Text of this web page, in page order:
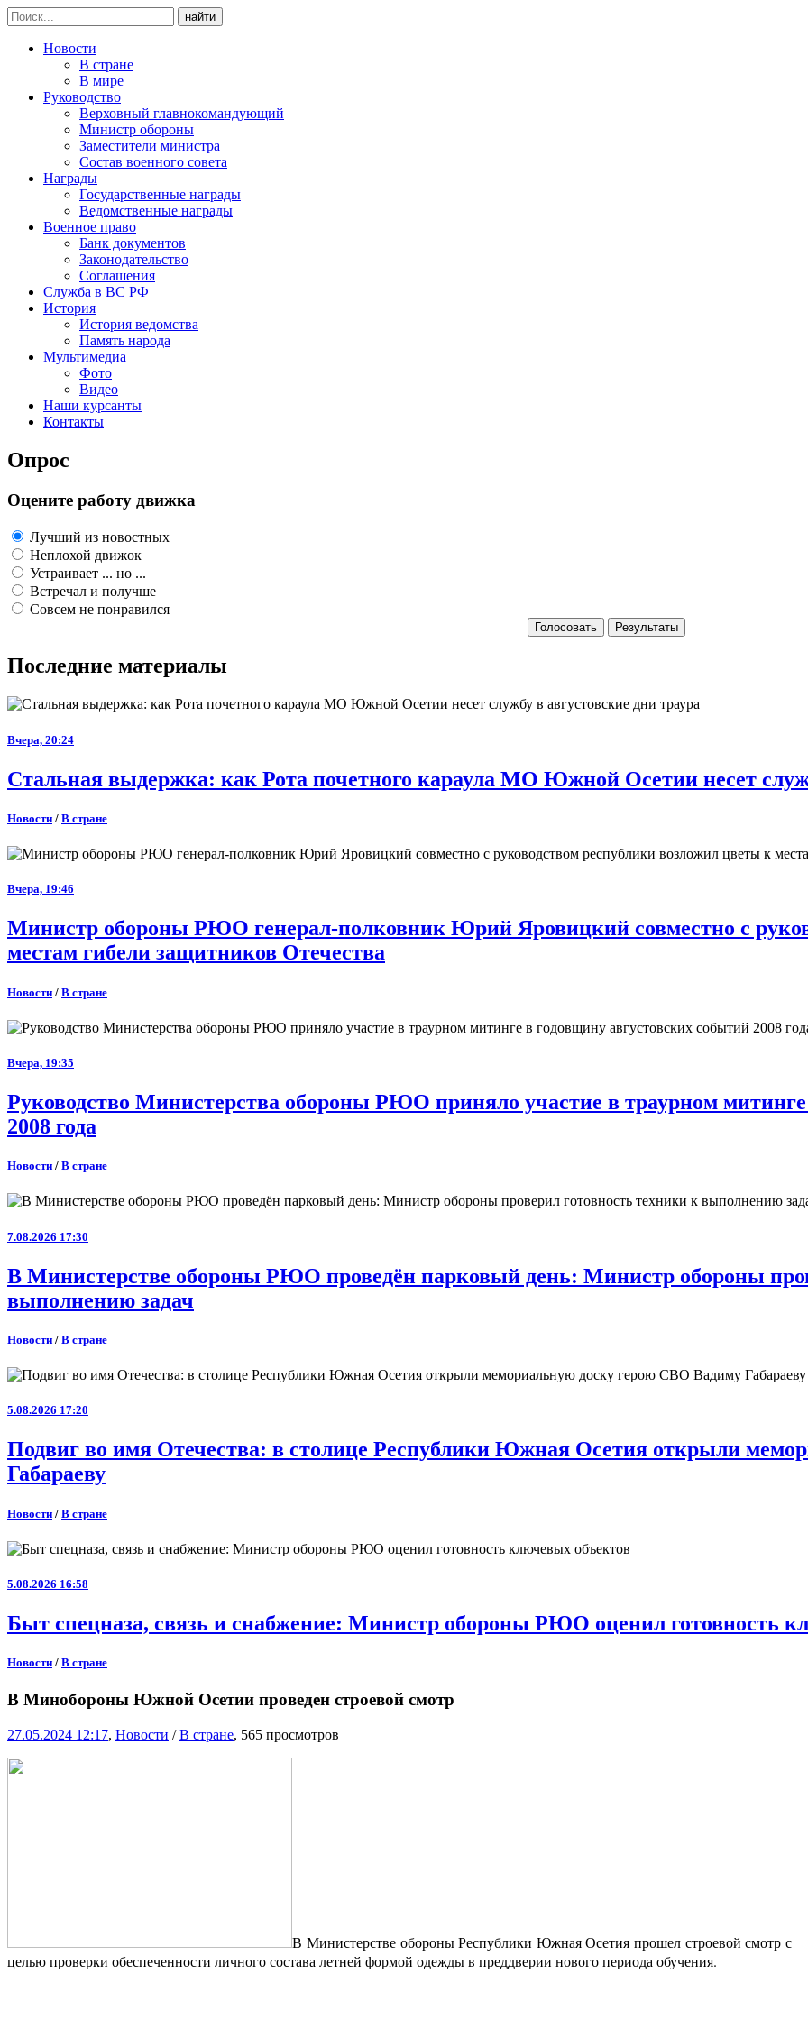
найти
Новости
В стране
В мире
Руководство
Верховный главнокомандующий
Министр обороны
Заместители министра
Состав военного совета
Награды
Государственные награды
Ведомственные награды
Военное право
Банк документов
Законодательство
Соглашения
Служба в ВС РФ
История
История ведомства
Память народа
Мультимедиа
Фото
Видео
Наши курсанты
Контакты
Опрос
Оцените работу движка
Лучший из новостных
Неплохой движок
Устраивает ... но ...
Встречал и получше
Совсем не понравился
Голосовать Результаты
Последние материалы
Вчера, 20:24
Стальная выдержка: как Рота почетного караула МО Южной Осетии несет
Новости / В стране
Вчера, 19:46
Министр обороны РЮО генерал-полковник Юрий Яровицкий совместно с
местам гибели защитников Отечества
Новости / В стране
Вчера, 19:35
Руководство Министерства обороны РЮО приняло участие в траурном
2008 года
Новости / В стране
7.08.2026 17:30
В Министерстве обороны РЮО проведён парковый день: Министр обороны
выполнению задач
Новости / В стране
5.08.2026 17:20
Подвиг во имя Отечества: в столице Республики Южная Осетия открыли
Габараеву
Новости / В стране
5.08.2026 16:58
Быт спецназа, связь и снабжение: Министр обороны РЮО оценил готовность
Новости / В стране
В Минобороны Южной Осетии проведен строевой смотр
27.05.2024 12:17, Новости /В стране, 565 просмотров
В Министерстве обороны Республики Южная Осетия прошел строевой смотр с
целью проверки обеспеченности личного состава летней формой одежды в преддверии нового периода обучения.